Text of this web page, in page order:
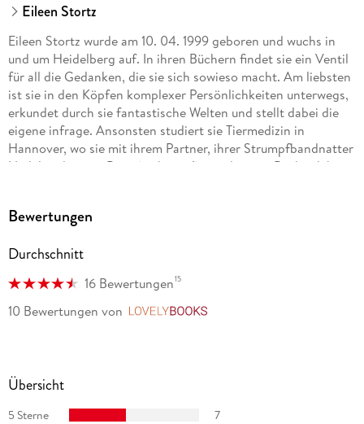
Eileen Stortz
Eileen Stortz wurde am 10. 04. 1999 geboren und wuchs in
und um Heidelberg auf. In ihren Büchern findet sie ein Ventil
für all die Gedanken, die sie sich sowieso macht. Am liebsten
ist sie in den Köpfen komplexer Persönlichkeiten unterwegs,
erkundet durch sie fantastische Welten und stellt dabei die
eigene infrage. Ansonsten studiert sie Tiermedizin in
Hannover, wo sie mit ihrem Partner, ihrer Strumpfbandnatter
Nudel und einem Berg (nicht nur!) ungelesener Bücher lebt.
Bewertungen
Durchschnitt
16 Bewertungen15
10 Bewertungen von
Übersicht
5 Sterne
7